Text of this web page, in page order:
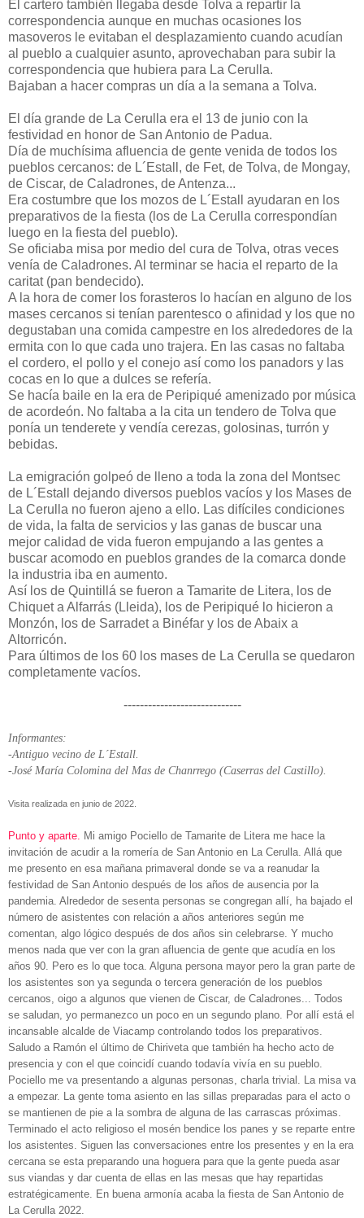
El cartero también llegaba desde Tolva a repartir la
correspondencia aunque en muchas ocasiones los
masoveros le evitaban el desplazamiento cuando acudían
al pueblo a cualquier asunto, aprovechaban para subir la
correspondencia que hubiera para La Cerulla.
Bajaban a hacer compras un día a la semana a Tolva.
El día grande de La Cerulla era el 13 de junio con la
festividad en honor de San Antonio de Padua.
Día de muchísima afluencia de gente venida de todos los
pueblos cercanos: de L´Estall, de Fet, de Tolva, de Mongay,
de Ciscar, de Caladrones, de Antenza...
Era costumbre que los mozos de L´Estall ayudaran en los
preparativos de la fiesta (los de La Cerulla correspondían
luego en la fiesta del pueblo).
Se oficiaba misa por medio del cura de Tolva, otras veces
venía de Caladrones. Al terminar se hacia el reparto de la
caritat (pan bendecido).
A la hora de comer los forasteros lo hacían en alguno de los
mases cercanos si tenían parentesco o afinidad y los que no
degustaban una comida campestre en los alrededores de la
ermita con lo que cada uno trajera. En las casas no faltaba
el cordero, el pollo y el conejo así como los panadors y las
cocas en lo que a dulces se refería.
Se hacía baile en la era de Peripiqué amenizado por música
de acordeón. No faltaba a la cita un tendero de Tolva que
ponía un tenderete y vendía cerezas, golosinas, turrón y
bebidas.
La emigración golpeó de lleno a toda la zona del Montsec
de L´Estall dejando diversos pueblos vacíos y los Mases de
La Cerulla no fueron ajeno a ello. Las difíciles condiciones
de vida, la falta de servicios y las ganas de buscar una
mejor calidad de vida fueron empujando a las gentes a
buscar acomodo en pueblos grandes de la comarca donde
la industria iba en aumento.
Así los de Quintillá se fueron a Tamarite de Litera, los de
Chiquet a Alfarrás (Lleida), los de Peripiqué lo hicieron a
Monzón, los de Sarradet a Binéfar y los de Abaix a
Altorricón.
Para últimos de los 60 los mases de La Cerulla se quedaron
completamente vacíos.
-----------------------------
Informantes:
-Antiguo vecino de L´Estall.
-José María Colomina del Mas de Chanrrego (Caserras del Castillo).
Visita realizada en junio de 2022.
Punto y aparte.
Mi amigo Pociello de Tamarite de Litera me hace la
invitación de acudir a la romería de San Antonio en La Cerulla. Allá que
me presento en esa mañana primaveral donde se va a reanudar la
festividad de San Antonio después de los años de ausencia por la
pandemia. Alrededor de sesenta personas se congregan allí, ha bajado el
número de asistentes con relación a años anteriores según me
comentan, algo lógico después de dos años sin celebrarse. Y mucho
menos nada que ver con la gran afluencia de gente que acudía en los
años 90. Pero es lo que toca. Alguna persona mayor pero la gran parte de
los asistentes son ya segunda o tercera generación de los pueblos
cercanos, oigo a algunos que vienen de Ciscar, de Caladrones... Todos
se saludan, yo permanezco un poco en un segundo plano. Por allí está el
incansable alcalde de Viacamp controlando todos los preparativos.
Saludo a Ramón el último de Chiriveta que también ha hecho acto de
presencia y con el que coincidí cuando todavía vivía en su pueblo.
Pociello me va presentando a algunas personas, charla trivial. La misa va
a empezar. La gente toma asiento en las sillas preparadas para el acto o
se mantienen de pie a la sombra de alguna de las carrascas próximas.
Terminado el acto religioso el mosén bendice los panes y se reparte entre
los asistentes. Siguen las conversaciones entre los presentes y en la era
cercana se esta preparando una hoguera para que la gente pueda asar
sus viandas y dar cuenta de ellas en las mesas que hay repartidas
estratégicamente. En buena armonía acaba la fiesta de San Antonio de
La Cerulla 2022.